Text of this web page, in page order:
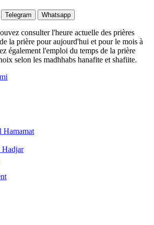
Telegram Whatsapp
consulter l'heure actuelle des prières
la prière pour aujourd'hui et pour le mois à
également l'emploi du temps de la prière
selon les madhhabs hanafite et shafiite.
Hamamat
Hadjar